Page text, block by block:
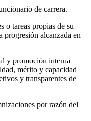
de carrera.
o tareas propias de su
progresión alcanzada en
y promoción interna
mérito y capacidad
y transparentes de
por razón del